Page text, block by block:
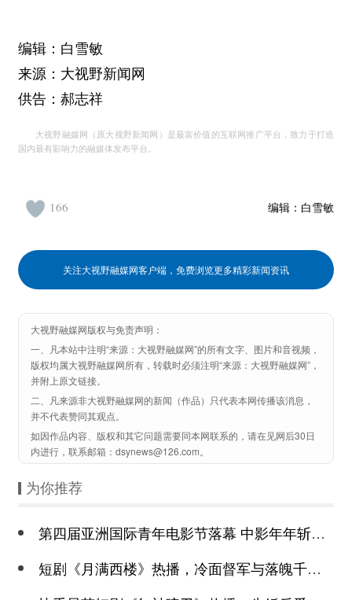
编辑：白雪敏
来源：大视野新闻网
供告：郝志祥
大视野融媒网（原大视野新闻网）是最富价值的互联网推广平台，致力于打造
国内最有影响力的融媒体发布平台。
编辑： 白雪敏
166
关注大视野融媒网客户端，免费浏览更多精彩新闻资讯
大视野融媒网版权与免责声明：
一、凡本站中注明“来源：大视野融媒网”的所有文字、图片和音视频，
版权均属大视野融媒网所有，转载时必须注明“来源：大视野融媒网”，
并附上原文链接。
二、凡来源非大视野融媒网的新闻（作品）只代表本网传播该消息，
并不代表赞同其观点。
如因作品内容、版权和其它问题需要同本网联系的，请在见网后30日
内进行，联系邮箱：dsynews@126.com。
为你推荐
第四届亚洲国际青年电影节落幕 中影年年斩获颇丰
短剧《月满西楼》热播，冷面督军与落魄千金谱写民国传奇